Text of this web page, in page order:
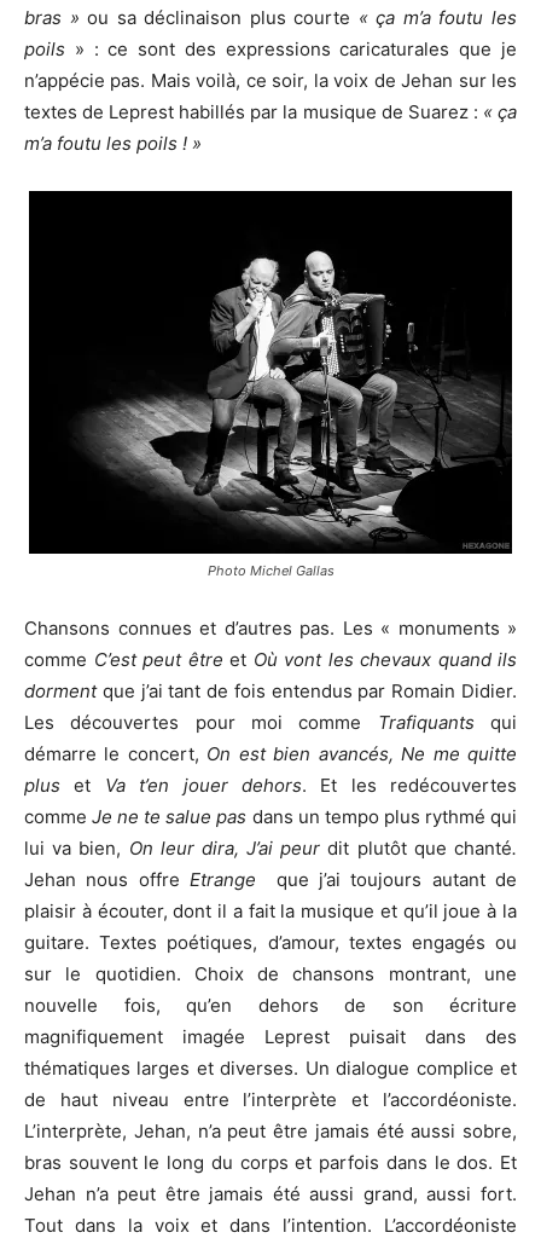
bras » ou sa déclinaison plus courte « ça m’a foutu les
poils » : ce sont des expressions caricaturales que je
n’appécie pas. Mais voilà, ce soir, la voix de Jehan sur les
textes de Leprest habillés par la musique de Suarez : « ça
m’a foutu les poils ! »
Photo Michel Gallas
Chansons connues et d’autres pas. Les « monuments »
comme C’est peut être et Où vont les chevaux quand ils
dorment que j’ai tant de fois entendus par Romain Didier.
Les découvertes pour moi comme Trafiquants
qui
démarre le concert, On est bien avancés, Ne me quitte
plus et Va t’en jouer dehors. Et les redécouvertes
commeJe ne te salue pas dans un tempo plus rythmé qui
lui va bien, On leur dira, J’ai peurdit plutôt que chanté.
Jehan nous offre Etrange que j’ai toujours autant de
plaisir à écouter, dont il a fait la musique et qu’il joue à la
guitare. Textes poétiques, d’amour, textes engagés ou
sur le quotidien. Choix de chansons montrant, une
nouvelle fois, qu’en dehors de son écriture
magnifiquement imagée Leprest puisait dans des
thématiques larges et diverses. Un dialogue complice et
de haut niveau entre l’interprète et l’accordéoniste.
L’interprète, Jehan, n’a peut être jamais été aussi sobre,
bras souvent le long du corps et parfois dans le dos. Et
Jehan n’a peut être jamais été aussi grand, aussi fort.
Tout dans la voix et dans l’intention. L’accordéoniste